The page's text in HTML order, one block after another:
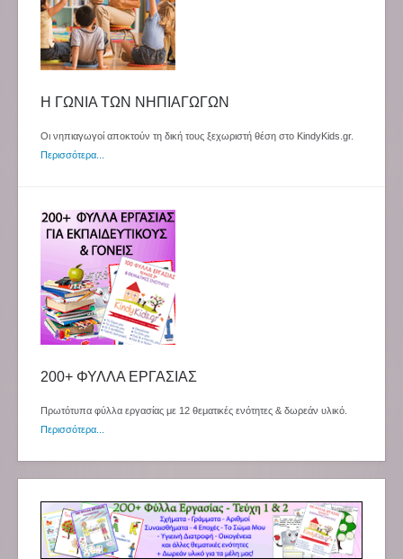
Η ΓΩΝΙΑ ΤΩΝ ΝΗΠΙΑΓΩΓΩΝ
Οι νηπιαγωγοί αποκτούν τη δική τους ξεχωριστή θέση στο KindyKids.gr.
Περισσότερα...
200+ ΦΥΛΛΑ ΕΡΓΑΣΙΑΣ
Πρωτότυπα φύλλα εργασίας με 12 θεματικές ενότητες & δωρεάν υλικό.
Περισσότερα...